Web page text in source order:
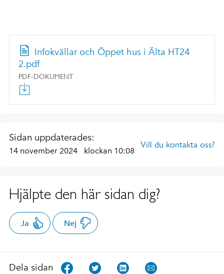
Infokvällar och Öppet hus i Älta HT24
2.pdf
PDF-DOKUMENT
Sidan uppdaterades:
14 november 2024 klockan 10:08
Vill du kontakta oss?
Hjälpte den här sidan dig?
Ja Nej
Dela sidan